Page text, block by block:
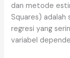
dan metode
Squares) adalah
regresi yang
variabel